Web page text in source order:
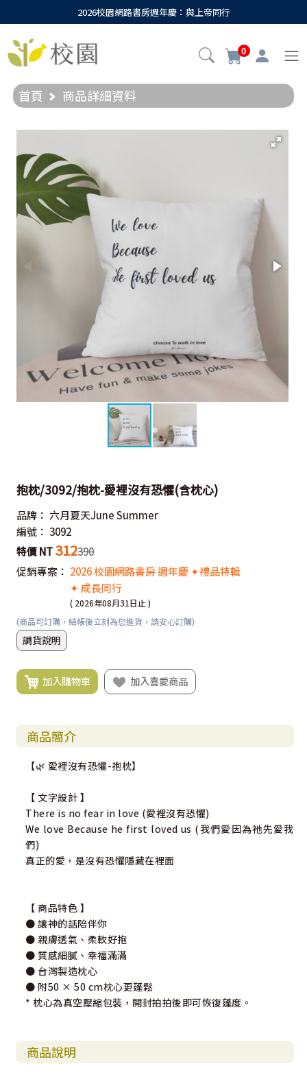
2026校園網路書房週年慶：與上帝同行
0
首頁 商品詳細資料
抱枕/3092/抱枕-愛裡沒有恐懼(含枕心)
品牌： 六月夏天June Summer
編號： 3092
特價 NT 312390
促銷專案： 2026 校園網路書房 週年慶 ✦禮品特輯
✦ 成長同行
( 2026年08月31日止 )
(商品可訂購，結帳後立刻為您進貨，請安心訂購)
調貨說明
加入購物車 加入喜愛商品
商品簡介
【🌿 愛裡沒有恐懼-抱枕】
【 文字設計 】
There is no fear in love (愛裡沒有恐懼)
We love Because he first loved us (我們愛因為祂先愛我
們)
真正的愛，是沒有恐懼隱藏在裡面
【 商品特色 】
● 讓神的話陪伴你
● 親膚透氣、柔軟好抱
● 質感細膩、幸福滿滿
● 台灣製造枕心
● 附50 × 50 cm枕心更蓬鬆
* 枕心為真空壓縮包裝，開封拍拍後即可恢復蓬度。
商品說明